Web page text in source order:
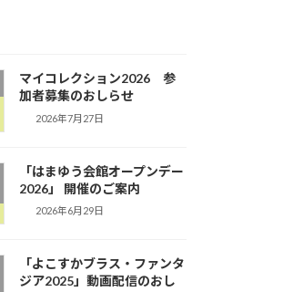
マイコレクション2026 参
加者募集のおしらせ
2026年7月27日
「はまゆう会館オープンデー
2026」 開催のご案内
2026年6月29日
「よこすかブラス・ファンタ
ジア2025」動画配信のおし